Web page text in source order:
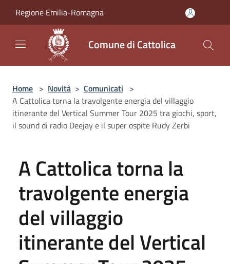
Regione Emilia-Romagna
Comune di Cattolica
Home > Novità > Comunicati >
A Cattolica torna la travolgente energia del villaggio
itinerante del Vertical Summer Tour 2025 tra giochi, sport,
il sound di radio Deejay e il super ospite Rudy Zerbi
A Cattolica torna la
travolgente energia
del villaggio
itinerante del Vertical